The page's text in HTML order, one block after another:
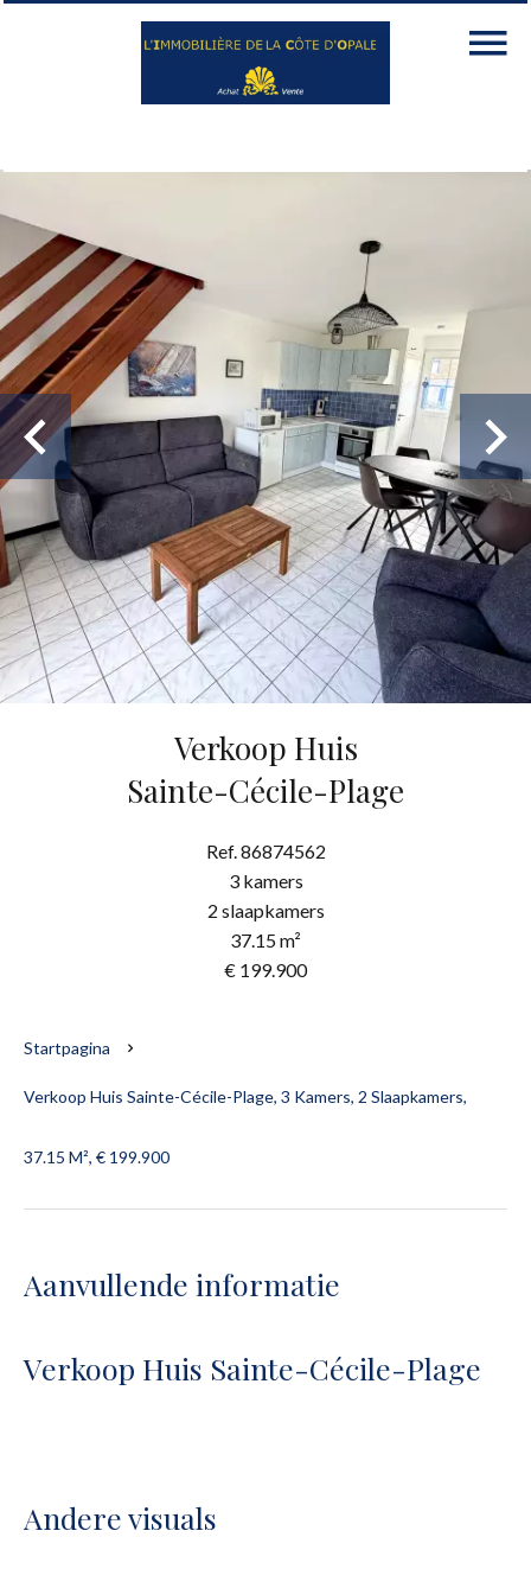
Verkoop Huis
Sainte-Cécile-Plage
Ref. 86874562
3 kamers
2 slaapkamers
37.15 m²
€ 199.900
Startpagina
Verkoop Huis Sainte-Cécile-Plage, 3 Kamers, 2 Slaapkamers,
37.15 M², € 199.900
Aanvullende informatie
Verkoop Huis Sainte-Cécile-Plage
Andere visuals